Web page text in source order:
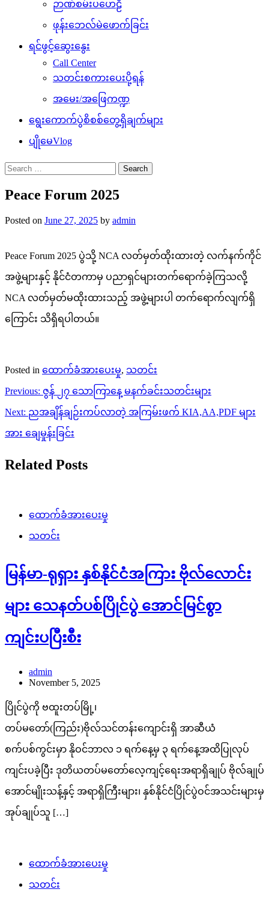
ဉာဏ်စမ်းပဟေဠိ
ဖုန်းဘေလ်မဲဖောက်ခြင်း
ရင်ဖွင့်ဆွေးနွေး
Call Center
သတင်းစကားပေးပို့ရန်
အမေး/အဖြေကဏ္ဍ
ရွေးကောက်ပွဲစိစစ်တွေ့ရှိချက်များ
ပျိုမေVlog
Search
for:
Peace Forum 2025
Posted on June 27, 2025 by admin
Peace Forum 2025 ပွဲသို့ NCA လတ်မှတ်ထိုးထားတဲ့ လက်နက်ကိုင်
အဖွဲ့များနှင့် နိုင်ငံတကာမှ ပညာရှင်များတက်ရောက်ခဲ့ကြသလို့
NCA လတ်မှတ်မထိုးထားသည့် အဖွဲ့များပါ တက်ရောက်လျက်ရှိ
ကြောင်း သိရှိရပါတယ်။
Posted in ထောက်ခံအားပေးမှု, သတင်း
Post
navigation
Previous: ဇွန် ၂၇ သောကြာနေ့ မနက်ခင်းသတင်းများ
Next: ညအချိန်ချဉ်းကပ်လာတဲ့ အကြမ်းဖက် KIA,AA,PDF များ
အား ချေမှုန်းခြင်း
Related Posts
ထောက်ခံအားပေးမှု
သတင်း
မြန်မာ-ရုရှား နှစ်နိုင်ငံအကြား ဗိုလ်လောင်း
များ သေနတ်ပစ်ပြိုင်ပွဲ အောင်မြင်စွာ
ကျင်းပပြီးစီး
admin
November 5, 2025
ပြိုင်ပွဲကို ဗထူးတပ်မြို့၊
တပ်မတော်(ကြည်း)ဗိုလ်သင်တန်းကျောင်းရှိ အာဆီယံ
စက်ပစ်ကွင်းမှာ နိုဝင်ဘာလ ၁ ရက်နေ့မှ ၃ ရက်နေ့အထိပြုလုပ်
ကျင်းပခဲ့ပြီး ဒုတိယတပ်မတော်လေ့ကျင့်ရေးအရာရှိချုပ် ဗိုလ်ချုပ်
အောင်မျိုးသန့်နှင့် အရာရှိကြီးများ၊ နှစ်နိုင်ငံပြိုင်ပွဲဝင်အသင်းများမှ
အုပ်ချုပ်သူ […]
ထောက်ခံအားပေးမှု
သတင်း